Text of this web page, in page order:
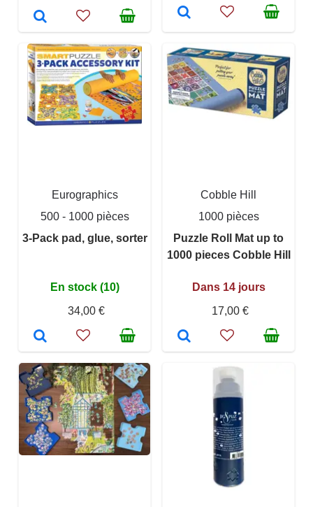
Eurographics
500 - 1000 pièces
3-Pack pad, glue, sorter
En stock (10)
34,00 €
Cobble Hill
1000 pièces
Puzzle Roll Mat up to
1000 pieces Cobble Hill
Dans 14 jours
17,00 €